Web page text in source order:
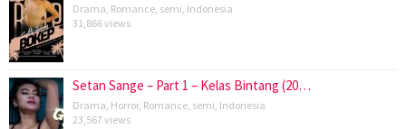
Drama Romance semi Indonesia
31,866 views
Setan Sange – Part 1 – Kelas Bintang (20…
Drama Horror, Romance semi Indonesia
23,567 views